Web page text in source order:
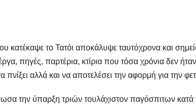
το Τατόι αποκάλυψε ταυτόχρονα και
πηγές, παρτέρια, κτίρια που τόσα χρόνια δεν
αλλά και να αποτελέσει την αφορμή για την
την ύπαρξη τριών τουλάχιστον παγόσπιτων